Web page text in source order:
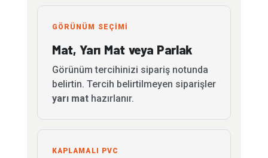
GÖRÜNÜM SEÇİMİ
Mat, Yarı Mat veya Parlak
Görünüm tercihinizi sipariş notunda
belirtin. Tercih belirtilmeyen siparişler
yarı mat hazırlanır.
KAPLAMALI PVC